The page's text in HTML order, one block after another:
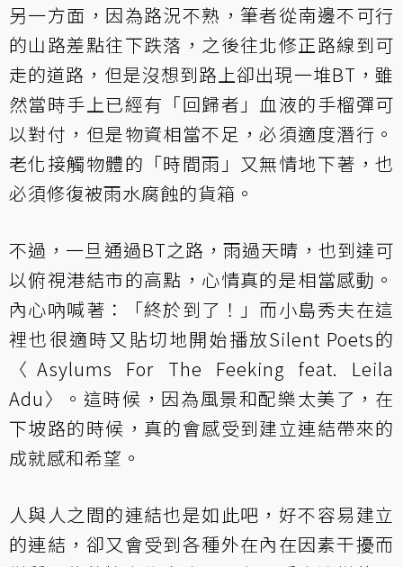
另一方面，因為路況不熟，筆者從南邊不可行
的山路差點往下跌落，之後往北修正路線到可
走的道路，但是沒想到路上卻出現一堆BT，雖
然當時手上已經有「回歸者」血液的手榴彈可
以對付，但是物資相當不足，必須適度潛行。
老化接觸物體的「時間雨」又無情地下著，也
必須修復被雨水腐蝕的貨箱。
不過，一旦通過BT之路，雨過天晴，也到達可
以俯視港結市的高點，心情真的是相當感動。
內心吶喊著：「終於到了！」而小島秀夫在這
裡也很適時又貼切地開始播放Silent Poets的
〈Asylums For The Feeking feat. Leila
Adu〉。這時候，因為風景和配樂太美了，在
下坡路的時候，真的會感受到建立連結帶來的
成就感和希望。
人與人之間的連結也是如此吧，好不容易建立
的連結，卻又會受到各種外在內在因素干擾而